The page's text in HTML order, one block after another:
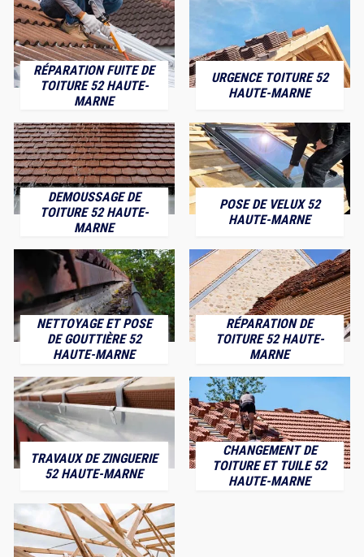
RÉPARATION FUITE DE
TOITURE 52 HAUTE-
MARNE
URGENCE TOITURE 52
HAUTE-MARNE
DEMOUSSAGE DE
TOITURE 52 HAUTE-
MARNE
POSE DE VELUX 52
HAUTE-MARNE
NETTOYAGE ET POSE
DE GOUTTIÈRE 52
HAUTE-MARNE
RÉPARATION DE
TOITURE 52 HAUTE-
MARNE
TRAVAUX DE ZINGUERIE
52 HAUTE-MARNE
CHANGEMENT DE
TOITURE ET TUILE 52
HAUTE-MARNE